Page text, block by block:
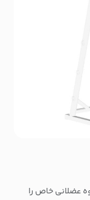
عضلانی خاص را